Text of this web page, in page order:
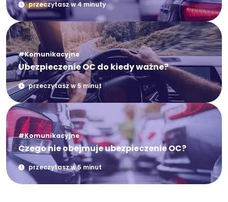
przeczytasz w 4 minuty
#Komunikacyjne
Ubezpieczenie OC do kiedy ważne?
przeczytasz w 5 minut
#Komunikacyjne
Czego nie obejmuje ubezpieczenie OC?
przeczytasz w 5 minut